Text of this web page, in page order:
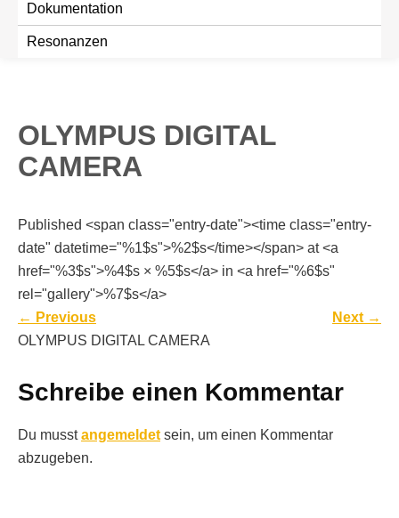
Dokumentation
Resonanzen
OLYMPUS DIGITAL
CAMERA
Published <span class="entry-date"><time class="entry-
date" datetime="%1$s">%2$s</time></span> at <a
href="%3$s">%4$s × %5$s</a> in <a href="%6$s"
rel="gallery">%7$s</a>
← Previous Next →
OLYMPUS DIGITAL CAMERA
Schreibe einen Kommentar
Du musstangemeldet sein, um einen Kommentar
abzugeben.